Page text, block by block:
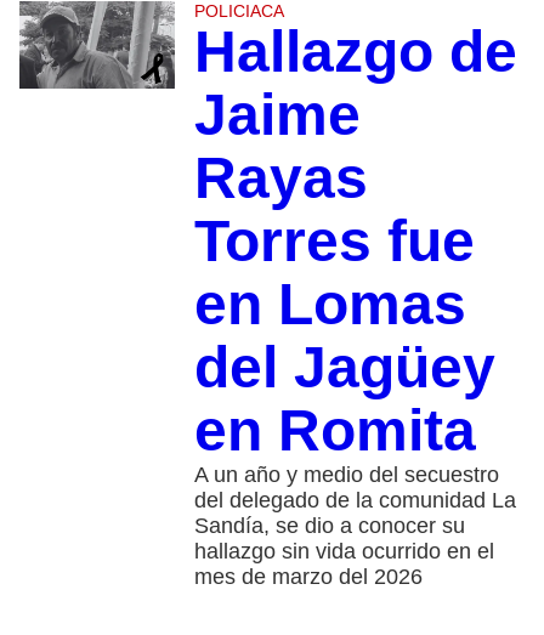
POLICIACA
Hallazgo de
Jaime
Rayas
Torres fue
en Lomas
del Jagüey
en Romita
A un año y medio del secuestro
del delegado de la comunidad La
Sandía, se dio a conocer su
hallazgo sin vida ocurrido en el
mes de marzo del 2026